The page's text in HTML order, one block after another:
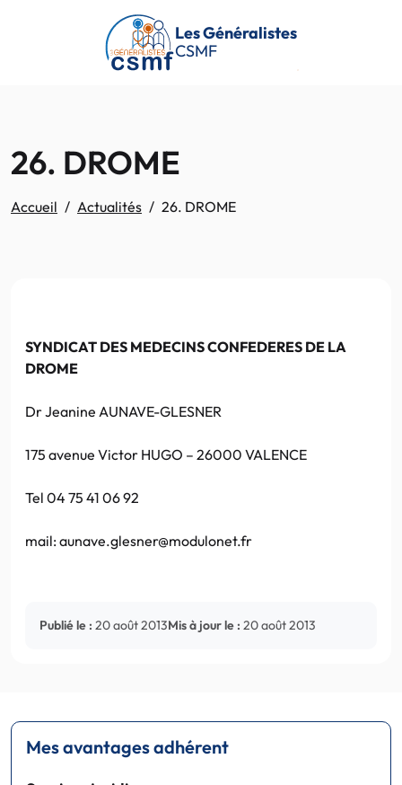
Passer au contenu principal
Les Généralistes
CSMF
26. DROME
Accueil Actualités 26. DROME
SYNDICAT DES MEDECINS CONFEDERES DE LA
DROME
Dr Jeanine AUNAVE-GLESNER
175 avenue Victor HUGO – 26000 VALENCE
Tel 04 75 41 06 92
mail: aunave.glesner@modulonet.fr
Publié le : 20 août 2013Mis à jour le : 20 août 2013
Mes avantages adhérent